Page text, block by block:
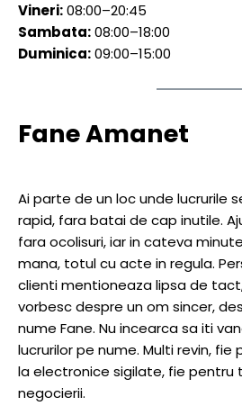
Vineri:08:00–20:45
Sambata:08:00–18:00
Duminica:09:00–15:00
Fane Amanet
Ai parte de un loc unde lucrurile
rapid, fara batai de cap inutile.
fara ocolisuri, iar in cateva
mana, totul cu acte in regula.
clienti mentioneaza lipsa de
vorbesc despre un om sincer,
nume Fane. Nu incearca sa iti
lucrurilor pe nume. Multi revin,
la electronice sigilate, fie pentru
negocierii.